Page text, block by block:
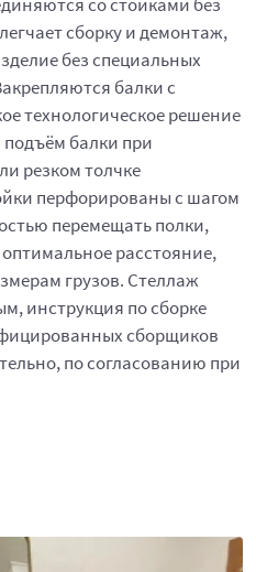
сборку и демонтаж,
без специальных
балки с
технологическое решение
балки при
резком толчке
перфорированы с шагом
перемещать полки,
расстояние,
грузов. Стеллаж
инструкция по сборке
сборщиков
по согласованию при